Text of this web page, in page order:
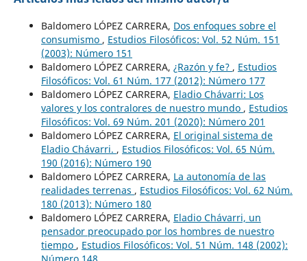
Baldomero LÓPEZ CARRERA, Dos enfoques sobre el
consumismo , Estudios Filosóficos: Vol. 52 Núm. 151
(2003): Número 151
Baldomero LÓPEZ CARRERA, ¿Razón y fe? , Estudios
Filosóficos: Vol. 61 Núm. 177 (2012): Número 177
Baldomero LÓPEZ CARRERA, Eladio Chávarri: Los
valores y los contralores de nuestro mundo , Estudios
Filosóficos: Vol. 69 Núm. 201 (2020): Número 201
Baldomero LÓPEZ CARRERA, El original sistema de
Eladio Chávarri. , Estudios Filosóficos: Vol. 65 Núm.
190 (2016): Número 190
Baldomero LÓPEZ CARRERA, La autonomía de las
realidades terrenas , Estudios Filosóficos: Vol. 62 Núm.
180 (2013): Número 180
Baldomero LÓPEZ CARRERA, Eladio Chávarri, un
pensador preocupado por los hombres de nuestro
tiempo , Estudios Filosóficos: Vol. 51 Núm. 148 (2002):
Número 148